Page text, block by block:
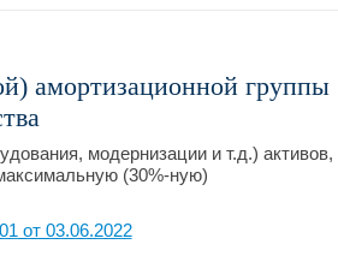
амортизационной группы
модернизации и т.д.) активов,
(30%-ную)
от 03.06.2022